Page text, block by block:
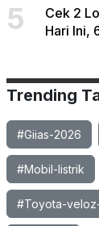
5
Cek 2
Hari Ini,
Trending
#Giias-2026
#Mobil-listrik
#Toyota-